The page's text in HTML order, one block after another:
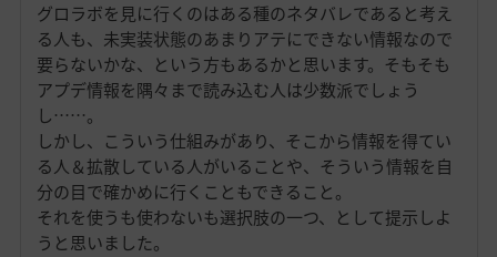
グロラボを見に行くのはある種のネタバレであると考え
る人も、未実装状態のあまりアテにできない情報なので
要らないかな、という方もあるかと思います。そもそも
アプデ情報を隅々まで読み込む人は少数派でしょう
し……。
しかし、こういう仕組みがあり、そこから情報を得てい
る人＆拡散している人がいることや、そういう情報を自
分の目で確かめに行くこともできること。
それを使うも使わないも選択肢の一つ、として提示しよ
うと思いました。